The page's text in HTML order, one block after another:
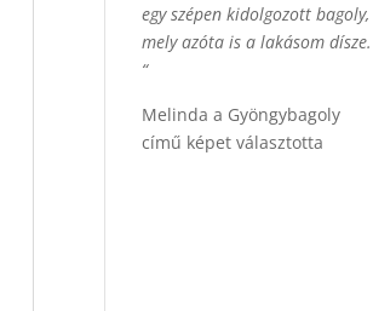
egy szépen kidolgozott bagoly,
mely azóta is a lakásom dísze.
“
Melinda a Gyöngybagoly
című képet választotta